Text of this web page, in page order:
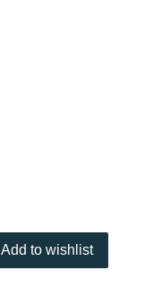
Add to wishlist